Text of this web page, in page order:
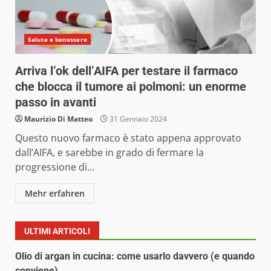
Salute e benessere
Arriva l’ok dell’AIFA per testare il farmaco
che blocca il tumore ai polmoni: un enorme
passo in avanti
Maurizio Di Matteo 31 Gennaio 2024
Questo nuovo farmaco è stato appena approvato
dall’AIFA, e sarebbe in grado di fermare la
progressione di...
Mehr erfahren
ULTIMI ARTICOLI
Olio di argan in cucina: come usarlo davvero (e quando